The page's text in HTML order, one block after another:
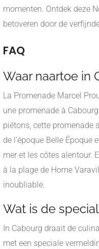
momenten. Ontdek deze
betoveren door de
FAQ
Waar naartoe in
La Promenade Marcel
une promenade à
piétons, cette promenade
de l’époque Belle
mer et les côtes alentour.
à la plage de Home
inoubliable.
Wat is de
In Cabourg draait de
met een speciale